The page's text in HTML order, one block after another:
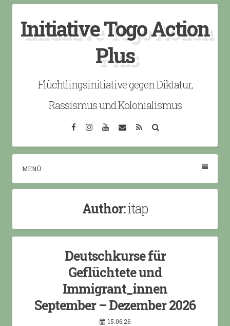
content
Initiative Togo Action
Plus
Flüchtlingsinitiative gegen Diktatur,
Rassismus und Kolonialismus
FacebookInstagramYouTube
EmailRSS
MENÜ
Author:itap
Deutschkurse für
Geflüchtete und
Immigrant_innen
September – Dezember 2026
15.06.26